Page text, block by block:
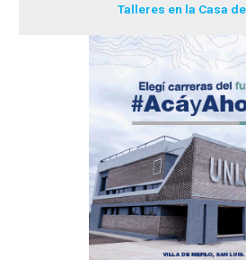
Talleres en la Casa